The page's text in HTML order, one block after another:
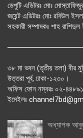
ডেপুটি এডিটরঃ মোঃ
জয়েন্ট এডিটরঃ মোঃ রবিউল
সহকারী সম্পাদকঃ শাহ
৩৮ মা ভবন (তৃতীয় তলা) বীর
উত্তরা পূর্ব, ঢাকা-১২৩০।
অফিস ফোন নম্বরঃ ০২-
ইমেইলঃ
অধ্যাপক